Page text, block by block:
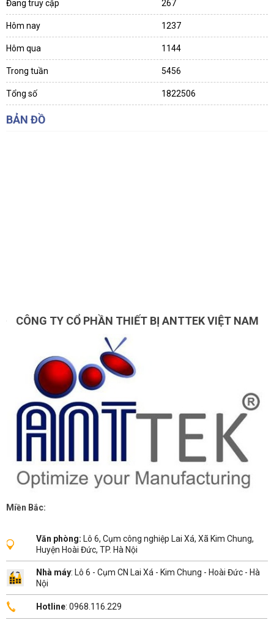
Đang truy cập 267
Hôm nay 1237
Hôm qua 1144
Trong tuần 5456
Tổng số 1822506
BẢN ĐỒ
CÔNG TY CỔ PHẦN THIẾT BỊ ANTTEK VIỆT NAM
Miền Bắc:
Văn phòng: Lô 6, Cụm công nghiệp Lai Xá, Xã Kim Chung,
Huyện Hoài Đức, TP. Hà Nội
Nhà máy: Lô 6 - Cụm CN Lai Xá - Kim Chung - Hoài Đức - Hà
Nội
Hotline: 0968.116.229